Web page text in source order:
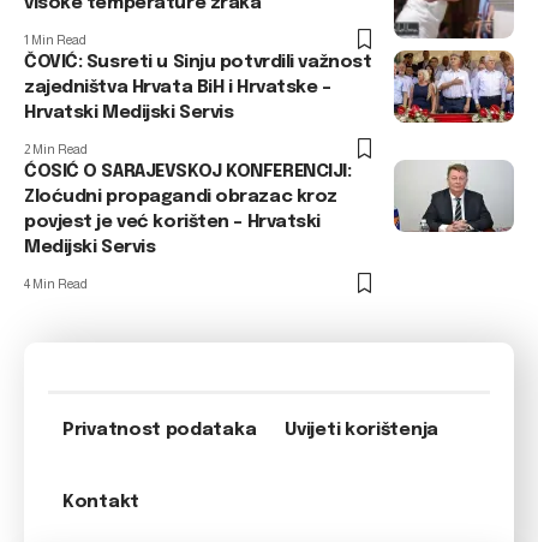
1 Min Read
ČOVIĆ: Susreti u Sinju potvrdili važnost
zajedništva Hrvata BiH i Hrvatske –
Hrvatski Medijski Servis
2 Min Read
ĆOSIĆ O SARAJEVSKOJ KONFERENCIJI:
Zloćudni propagandi obrazac kroz
povjest je već korišten – Hrvatski
Medijski Servis
4 Min Read
Privatnost podataka Uvijeti korištenja
Kontakt